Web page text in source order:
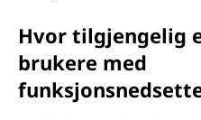
Hvor tilgjengelig
brukere med